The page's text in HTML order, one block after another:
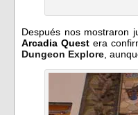
Después nos mostraron
Arcadia Questera
Dungeon Explore ,